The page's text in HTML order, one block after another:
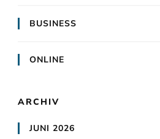
BUSINESS
ONLINE
ARCHIV
JUNI 2026